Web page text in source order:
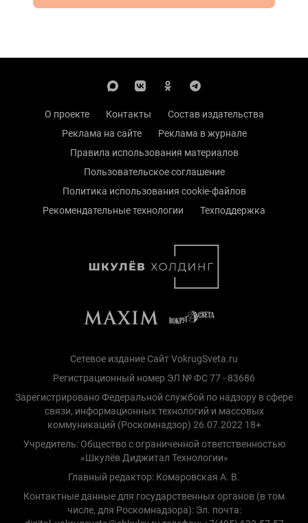
О проекте Контакты
Состав издательства
Реклама на сайте
Реклама в журнале
Правила использования материалов
Пользовательское соглашение
Политика использования cookie-файлов
Рекомендательные технологии
Техподдержка
Сетевое издание Сайт VokrugSveta.ru
Регистрационный номер ЭЛ № ФС 77 - 83686
Зарегистрировано Федеральной службой по надзору в сфере
связи, информационных технологий и массовых
коммуникаций (Роскомнадзор) 26.07.2022 18+
Учредитель: Общество с ограниченной ответственностью
«Шкулёв Диджитал Технологии»
Главный редактор: Комаровская А. В.
Контактные данные для государственных органов (в том
числе, для Роскомнадзора): Эл. почта: